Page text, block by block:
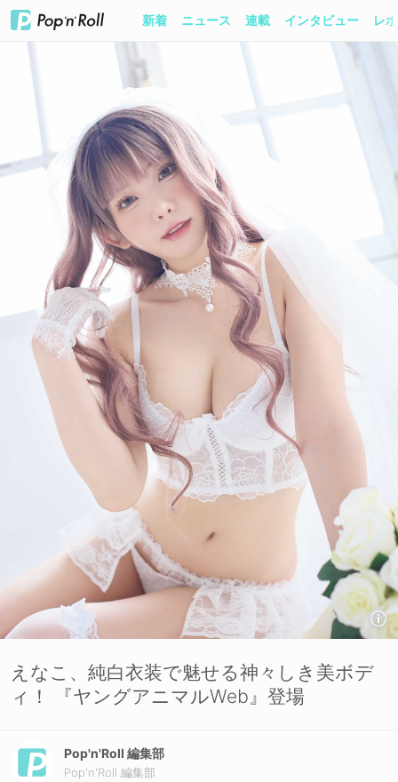
新着 ニュース 連載 インタビュー レ
えなこ、純白衣装で魅せる神々しき美ボデ
ィ！ 『ヤングアニマルWeb』登場
Pop'n'Roll 編集部
Pop'n'Roll 編集部